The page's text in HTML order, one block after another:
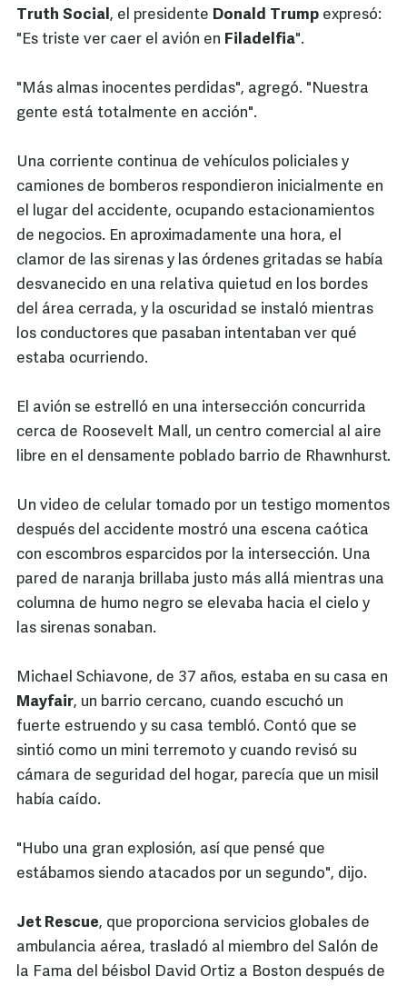
Truth Social, el presidente Donald Trump expresó:
"Es triste ver caer el avión en Filadelfia".
"Más almas inocentes perdidas", agregó. "Nuestra
gente está totalmente en acción".
Una corriente continua de vehículos policiales y
camiones de bomberos respondieron inicialmente en
el lugar del accidente, ocupando estacionamientos
de negocios. En aproximadamente una hora, el
clamor de las sirenas y las órdenes gritadas se había
desvanecido en una relativa quietud en los bordes
del área cerrada, y la oscuridad se instaló mientras
los conductores que pasaban intentaban ver qué
estaba ocurriendo.
El avión se estrelló en una intersección concurrida
cerca de Roosevelt Mall, un centro comercial al aire
libre en el densamente poblado barrio de Rhawnhurst.
Un video de celular tomado por un testigo momentos
después del accidente mostró una escena caótica
con escombros esparcidos por la intersección. Una
pared de naranja brillaba justo más allá mientras una
columna de humo negro se elevaba hacia el cielo y
las sirenas sonaban.
Michael Schiavone, de 37 años, estaba en su casa en
Mayfair, un barrio cercano, cuando escuchó un
fuerte estruendo y su casa tembló. Contó que se
sintió como un mini terremoto y cuando revisó su
cámara de seguridad del hogar, parecía que un misil
había caído.
"Hubo una gran explosión, así que pensé que
estábamos siendo atacados por un segundo", dijo.
Jet Rescue, que proporciona servicios globales de
ambulancia aérea, trasladó al miembro del Salón de
la Fama del béisbol David Ortiz a Boston después de